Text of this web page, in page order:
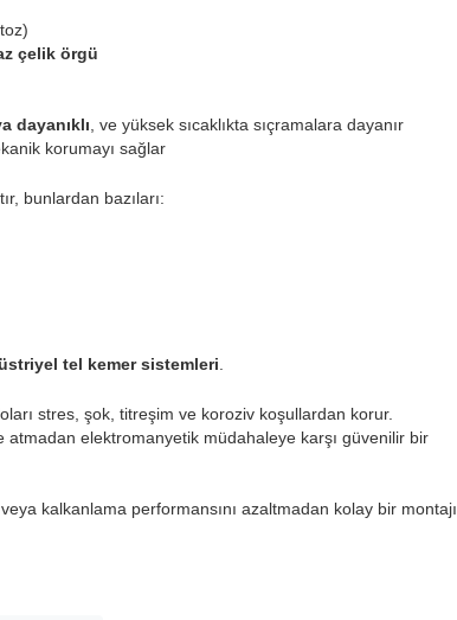
çelik örgü
dayanıklı, ve yüksek sıcaklıkta sıçramalara dayanır
korumayı sağlar
bunlardan bazıları:
tel kemer sistemleri.
stres, şok, titreşim ve koroziv koşullardan korur.
elektromanyetik müdahaleye karşı güvenilir bir
kalkanlama performansını azaltmadan kolay bir montajı